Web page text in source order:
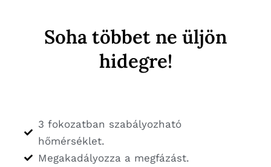
Soha többet ne üljön
hidegre!
3 fokozatban szabályozható
hőmérséklet.
Megakadályozza a megfázást.